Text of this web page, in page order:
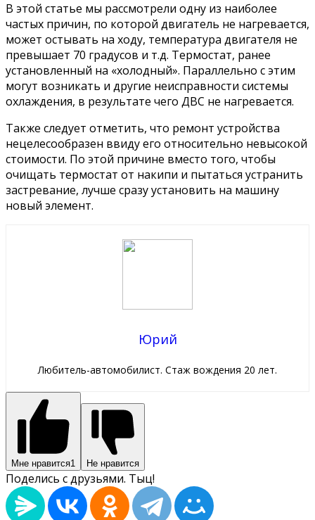
В этой статье мы рассмотрели одну из наиболее
частых причин, по которой двигатель не нагревается,
может остывать на ходу, температура двигателя не
превышает 70 градусов и т.д. Термостат, ранее
установленный на «холодный». Параллельно с этим
могут возникать и другие неисправности системы
охлаждения, в результате чего ДВС не нагревается.
Также следует отметить, что ремонт устройства
нецелесообразен ввиду его относительно невысокой
стоимости. По этой причине вместо того, чтобы
очищать термостат от накипи и пытаться устранить
застревание, лучше сразу установить на машину
новый элемент.
Юрий
Любитель-автомобилист. Стаж вождения 20 лет.
Мне нравится1 Не нравится
Поделись с друзьями. Тыц!